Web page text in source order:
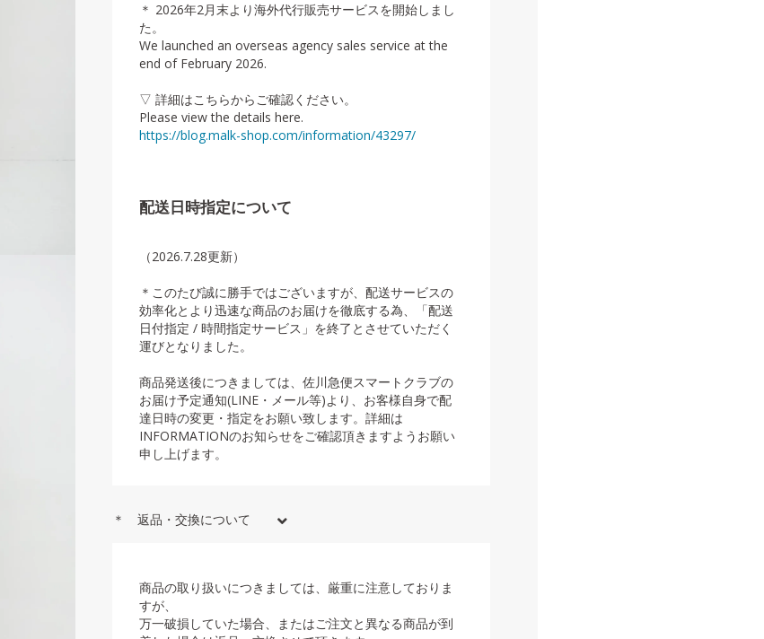
＊ 2026年2月末より海外代行販売サービスを開始しまし
た。
We launched an overseas agency sales service at the
end of February 2026.
▽ 詳細はこちらからご確認ください。
Please view the details here.
https://blog.malk-shop.com/information/43297/
配送日時指定について
（2026.7.28更新）
＊このたび誠に勝手ではございますが、配送サービスの
効率化とより迅速な商品のお届けを徹底する為、「配送
日付指定 / 時間指定サービス」を終了とさせていただく
運びとなりました。
商品発送後につきましては、佐川急便スマートクラブの
お届け予定通知(LINE・メール等)より、お客様自身で配
達日時の変更・指定をお願い致します。詳細は
INFORMATIONのお知らせをご確認頂きますようお願い
申し上げます。
＊ 返品・交換について
商品の取り扱いにつきましては、厳重に注意しておりま
すが、
万一破損していた場合、またはご注文と異なる商品が到